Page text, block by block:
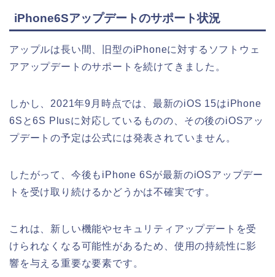
iPhone6Sアップデートのサポート状況
アップルは長い間、旧型のiPhoneに対するソフトウェ
アアップデートのサポートを続けてきました。
しかし、2021年9月時点では、最新のiOS 15はiPhone
6Sと6S Plusに対応しているものの、その後のiOSアッ
プデートの予定は公式には発表されていません。
したがって、今後もiPhone 6Sが最新のiOSアップデー
トを受け取り続けるかどうかは不確実です。
これは、新しい機能やセキュリティアップデートを受
けられなくなる可能性があるため、使用の持続性に影
響を与える重要な要素です。